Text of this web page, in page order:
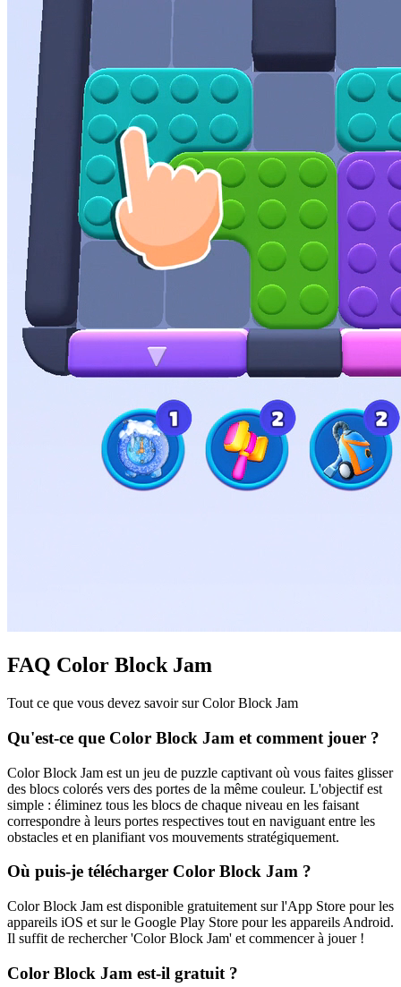
FAQ Color Block Jam
Tout ce que vous devez savoir sur Color Block Jam
Qu'est-ce que Color Block Jam et comment jouer ?
Color Block Jam est un jeu de puzzle captivant où vous faites glisser
des blocs colorés vers des portes de la même couleur. L'objectif est
simple : éliminez tous les blocs de chaque niveau en les faisant
correspondre à leurs portes respectives tout en naviguant entre les
obstacles et en planifiant vos mouvements stratégiquement.
Où puis-je télécharger Color Block Jam ?
Color Block Jam est disponible gratuitement sur l'App Store pour les
appareils iOS et sur le Google Play Store pour les appareils Android.
Il suffit de rechercher 'Color Block Jam' et commencer à jouer !
Color Block Jam est-il gratuit ?